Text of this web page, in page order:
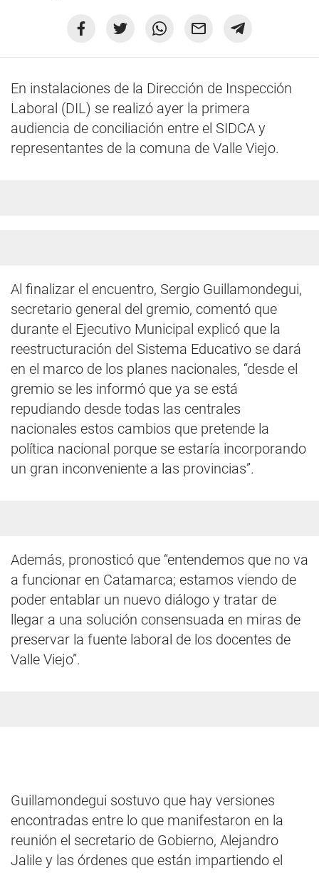
En instalaciones de la Dirección de Inspección
Laboral (DIL) se realizó ayer la primera
audiencia de conciliación entre el SIDCA y
representantes de la comuna de Valle Viejo.
Al finalizar el encuentro, Sergio Guillamondegui,
secretario general del gremio, comentó que
durante el Ejecutivo Municipal explicó que la
reestructuración del Sistema Educativo se dará
en el marco de los planes nacionales, “desde el
gremio se les informó que ya se está
repudiando desde todas las centrales
nacionales estos cambios que pretende la
política nacional porque se estaría incorporando
un gran inconveniente a las provincias”.
Además, pronosticó que “entendemos que no va
a funcionar en Catamarca; estamos viendo de
poder entablar un nuevo diálogo y tratar de
llegar a una solución consensuada en miras de
preservar la fuente laboral de los docentes de
Valle Viejo”.
Guillamondegui sostuvo que hay versiones
encontradas entre lo que manifestaron en la
reunión el secretario de Gobierno, Alejandro
Jalile y las órdenes que están impartiendo el